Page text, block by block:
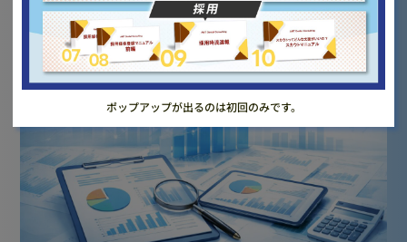
ポップアップが出るのは初回のみです。